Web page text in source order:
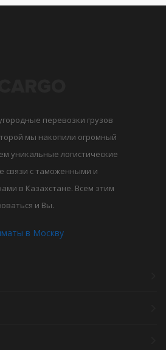
перевозки грузов
мы накопили огромный
уникальные логистические
связи с таможенными и
в Казахстане. Всем этим
и Вы.
в Москву